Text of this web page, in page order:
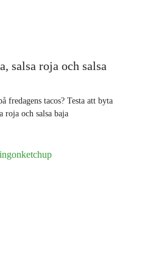
salsa roja och salsa
fredagens tacos? Testa att byta
roja och salsa baja